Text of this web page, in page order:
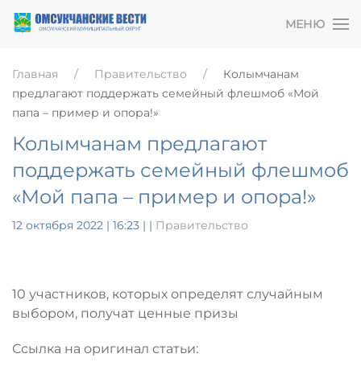
МЕНЮ
Главная Правительство
Колымчанам
предлагают поддержать семейный флешмоб «Мой
папа – пример и опора!»
Колымчанам предлагают
поддержать семейный флешмоб
«Мой папа – пример и опора!»
12 октября 2022 | 16:23 | | Правительство
10 участников, которых определят случайным
выбором, получат ценные призы
Ссылка на оригинал статьи: